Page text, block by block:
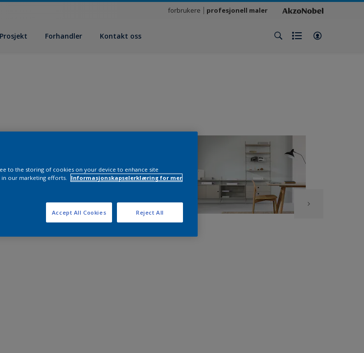
forbrukere profesjonell maler
Prosjekt Forhandler Kontakt oss
to the storing of cookies on your device to enhance site
in our marketing efforts.
Informasjonskapselerklæring for mer
Reject All
Accept All Cookies